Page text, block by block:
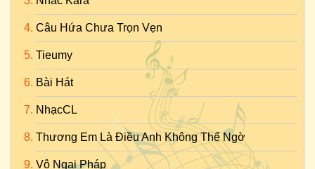
Câu Hứa Chưa Trọn Vẹn
Tieumy
Bài Hát
NhạcCL
Thương Em Là Điều Anh Không Thể Ngờ
Vô Ngại Pháp